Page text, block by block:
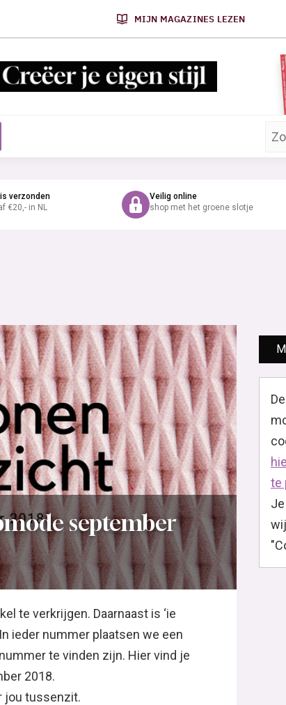
MIJN MAGAZINES LEZEN
verzonden
€20,- in NL
Veilig online
shop met het groene slotje
september
te verkrijgen. Daarnaast is ‘ie
ieder nummer plaatsen we een
te vinden zijn. Hier vind je
2018.
jou tussenzit.
te